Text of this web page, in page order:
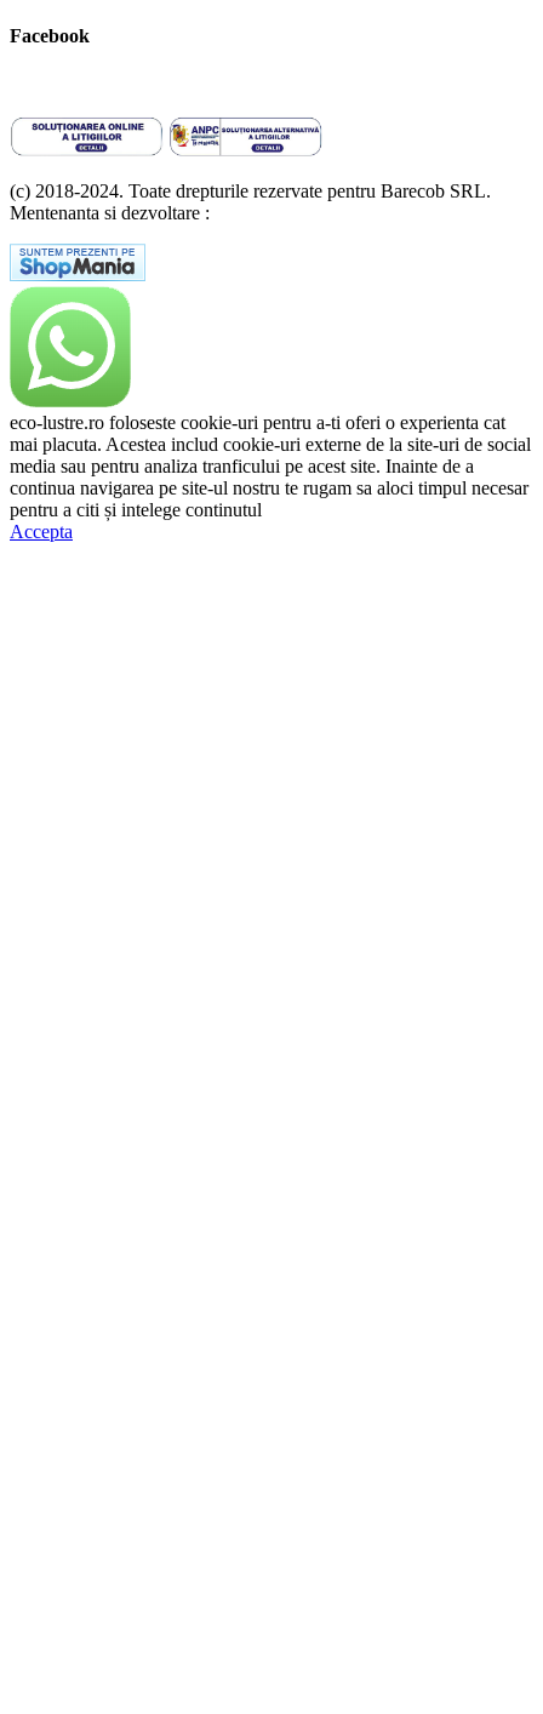
Facebook
(c) 2018-2024. Toate drepturile rezervate pentru Barecob SRL.
Mentenanta si dezvoltare :
eco-lustre.ro foloseste cookie-uri pentru a-ti oferi o experienta cat
mai placuta. Acestea includ cookie-uri externe de la site-uri de social
media sau pentru analiza tranficului pe acest site. Inainte de a
continua navigarea pe site-ul nostru te rugam sa aloci timpul necesar
pentru a citi și intelege continutul
Accepta